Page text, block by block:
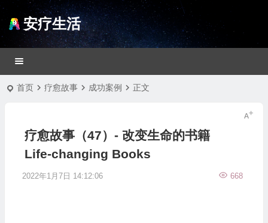
安疗生活
首页 疗愈故事 成功案例 正文
疗愈故事（47）- 改变生命的书籍
Life-changing Books
2022年1月7日 14:12:06 668